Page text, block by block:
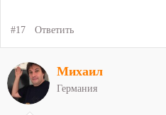
#17 Ответить
Михаил
Германия